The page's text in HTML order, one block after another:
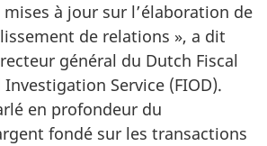
à jour sur l’élaboration de
de relations », a dit
général du Dutch Fiscal
Service (FIOD).
en profondeur du
fondé sur les transactions